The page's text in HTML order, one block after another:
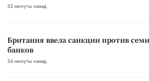
32 минуты назад
Британия ввела санкции против
банков
34 минуты назад